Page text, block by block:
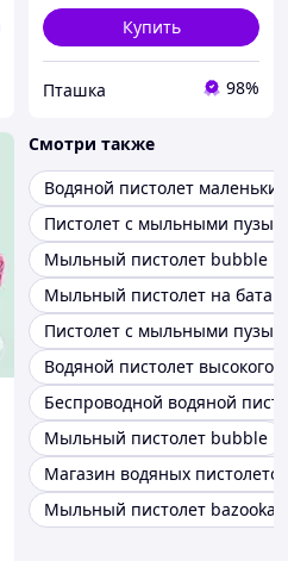
Купить
Пташка 98%
Смотри также
Водяной пистолет маленький
Пистолет с мыльными
Мыльный пистолет bubble
Мыльный пистолет на
Пистолет с мыльными
Водяной пистолет высокого
Беспроводной водяной
Мыльный пистолет bubble
Магазин водяных пистолетов
Мыльный пистолет bazooka